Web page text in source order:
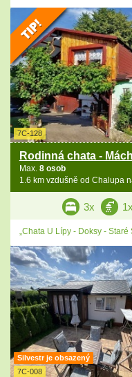
7C-128
Rodinná chata -
Max. 8 osob
1.6 km vzdušně od Chalupa
3x 1x
„Chata U Lípy - Doksy -
Silvestr je obsazený
7C-008